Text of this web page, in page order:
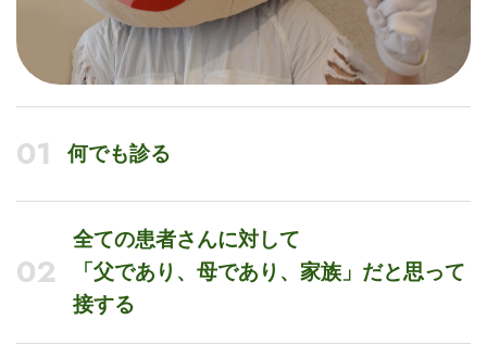
01 何でも診る
02
全ての患者さんに対して
「父であり、母であり、家族」だと思って
接する